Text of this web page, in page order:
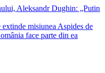
Aleksandr Dughin: „Putin
misiunea Aspides de
face parte din ea